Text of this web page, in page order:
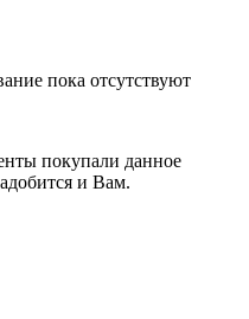
пока отсутствуют
покупали данное
и Вам.